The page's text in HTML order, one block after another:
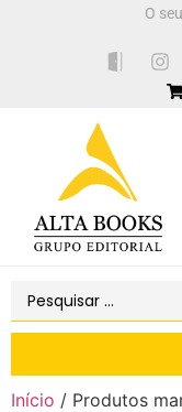
O
Início / Produtos